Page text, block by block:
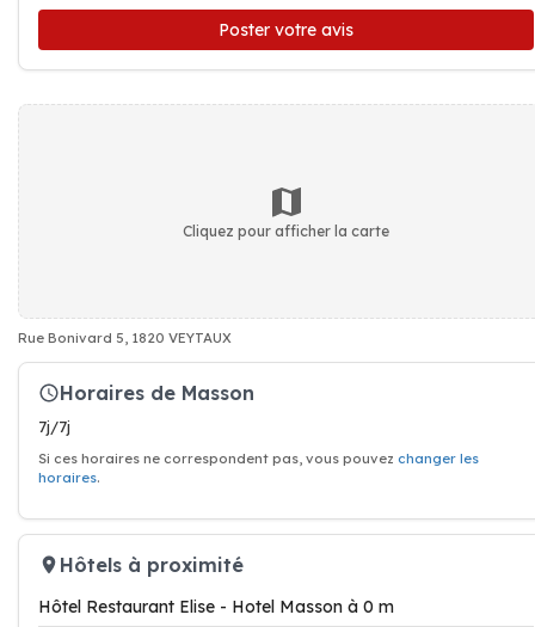
Poster votre avis
Cliquez pour afficher la carte
Rue Bonivard 5, 1820 VEYTAUX
Horaires de Masson
7j/7j
Si ces horaires ne correspondent pas, vous pouvez changer les
horaires.
Hôtels à proximité
Hôtel Restaurant Elise - Hotel Masson à 0 m